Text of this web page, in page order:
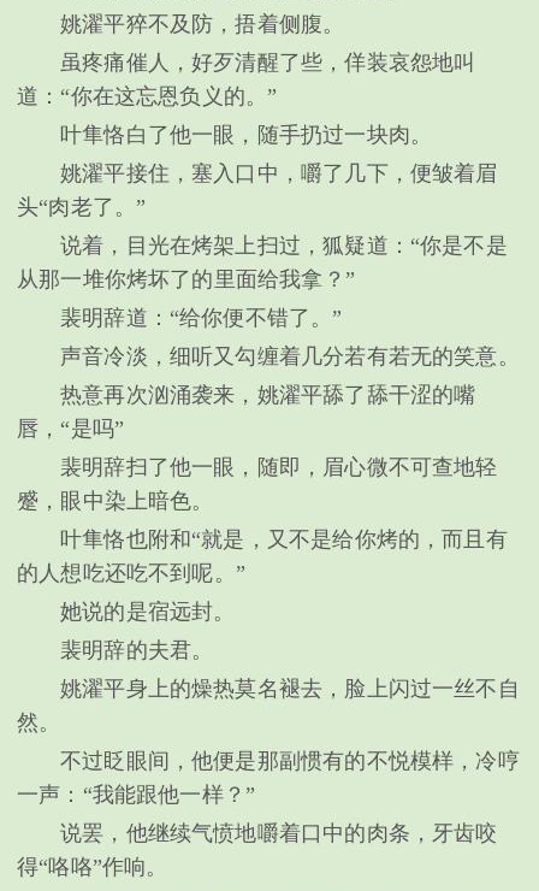
姚濯平猝不及防，捂着侧腹。
虽疼痛催人，好歹清醒了些，佯装哀怨地叫
道：“你在这忘恩负义的。”
叶隼恪白了他一眼，随手扔过一块肉。
姚濯平接住，塞入口中，嚼了几下，便皱着眉
头“肉老了。”
说着，目光在烤架上扫过，狐疑道：“你是不是
从那一堆你烤坏了的里面给我拿？”
裴明辞道：“给你便不错了。”
声音冷淡，细听又勾缠着几分若有若无的笑意。
热意再次汹涌袭来，姚濯平舔了舔干涩的嘴
唇，“是吗”
裴明辞扫了他一眼，随即，眉心微不可查地轻
蹙，眼中染上暗色。
叶隼恪也附和“就是，又不是给你烤的，而且有
的人想吃还吃不到呢。”
她说的是宿远封。
裴明辞的夫君。
姚濯平身上的燥热莫名褪去，脸上闪过一丝不自
然。
不过眨眼间，他便是那副惯有的不悦模样，冷哼
一声：“我能跟他一样？”
说罢，他继续气愤地嚼着口中的肉条，牙齿咬
得“咯咯”作响。